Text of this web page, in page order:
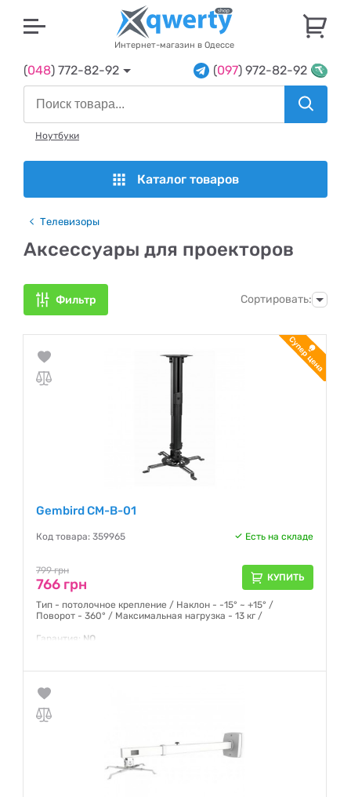
Интернет-магазин в Одессе
(048) 772-82-92 (097) 972-82-92
Ноутбуки
Каталог товаров
Телевизоры
Аксессуары для проекторов
Фильтр Сортировать:
Gembird CM-B-01
Код товара: 359965 Есть на складе
799 грн
766 грн КУПИТЬ
Тип - потолочное крепление / Наклон - -15° ~ +15° /
Поворот - 360° / Максимальная нагрузка - 13 кг /
Гарантия: NO